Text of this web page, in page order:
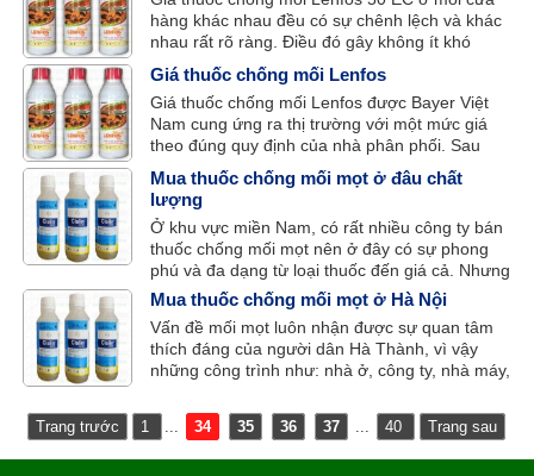
một cách hiệu quả.
hàng khác nhau đều có sự chênh lệch và khác
nhau rất rõ ràng. Điều đó gây không ít khó
khăn cho khách hàng khi chọn mua sản phẩm
thuốc diệt mối Lenfos 50 EC.
Giá thuốc chống mối Lenfos
Giá thuốc chống mối Lenfos được Bayer Việt
Nam cung ứng ra thị trường với một mức giá
theo đúng quy định của nhà phân phối. Sau
đây, là bảng giá thuốc chống mối Lenfos của
Bayer Việt Nam.
Mua thuốc chống mối mọt ở đâu chất
lượng
Ở khu vực miền Nam, có rất nhiều công ty bán
thuốc chống mối mọt nên ở đây có sự phong
phú và đa dạng từ loại thuốc đến giá cả. Nhưng
khách hàng vô cùng khó khăn khi tìm kiếm một
địa chỉ mua thuốc chóng mối chất lượng, nên
họ luôn đau đáu với câu hỏi: Mua thuốc chống
mối mọt ở đâu chất lượng?
Mua thuốc chống mối mọt ở Hà Nội
Vấn đề mối mọt luôn nhận được sự quan tâm
thích đáng của người dân Hà Thành, vì vậy
những công trình như: nhà ở, công ty, nhà máy,
địa chỉ mua thuốc chống mối mọt ở Hà Nội
nhằm mục đích bảo vệ những công trình tránh
sự uy hiếp của mối mọt.
Trang trước 1 34 35 36 37 40 Trang sau